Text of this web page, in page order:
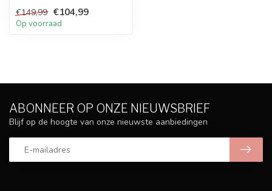
€149,99 €104,99
Op voorraad
ABONNEER OP ONZE NIEUWSBRIEF
Blijf op de hoogte van onze nieuwste aanbiedingen